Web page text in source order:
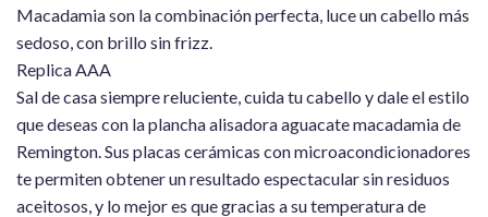
Macadamia son la combinación perfecta, luce un cabello más
sedoso, con brillo sin frizz.
Replica AAA
Sal de casa siempre reluciente, cuida tu cabello y dale el estilo
que deseas con la plancha alisadora aguacate macadamia de
Remington. Sus placas cerámicas con microacondicionadores
te permiten obtener un resultado espectacular sin residuos
aceitosos, y lo mejor es que gracias a su temperatura de